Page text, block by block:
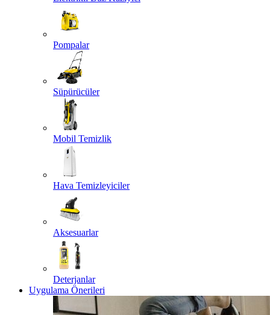
Pompalar
Süpürücüler
Mobil Temizlik
Hava Temizleyiciler
Aksesuarlar
Deterjanlar
Uygulama Önerileri